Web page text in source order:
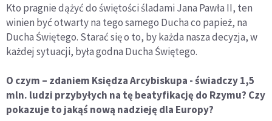
Kto pragnie dążyć do świętości śladami Jana Pawła II, ten
winien być otwarty na tego samego Ducha co papież, na
Ducha Świętego. Starać się o to, by każda nasza decyzja, w
każdej sytuacji, była godna Ducha Świętego.
O czym – zdaniem Księdza Arcybiskupa - świadczy 1,5
mln. ludzi przybyłych na tę beatyfikację do Rzymu? Czy
pokazuje to jakąś nową nadzieję dla Europy?